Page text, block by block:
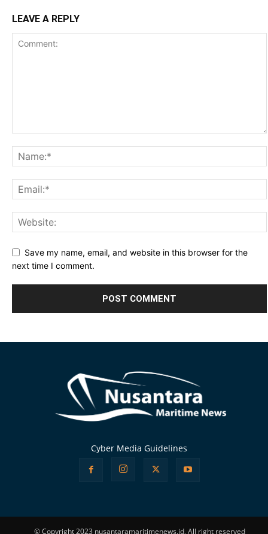
LEAVE A REPLY
Save my name, email, and website in this browser for the
next time I comment.
Cyber Media Guidelines
© Copyright 2023 nusantaramaritimenews.id, All right reserved